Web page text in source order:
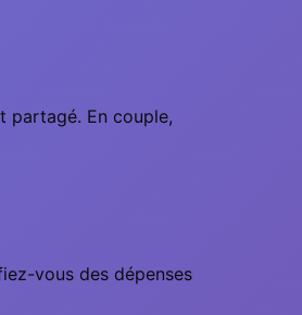
partagé. En couple,
vous des dépenses